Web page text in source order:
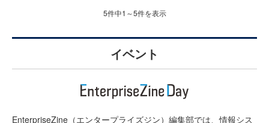
5件中1～5件を表示
イベント
EnterpriseZine（エンタープライズジン）編集部では、情報シス